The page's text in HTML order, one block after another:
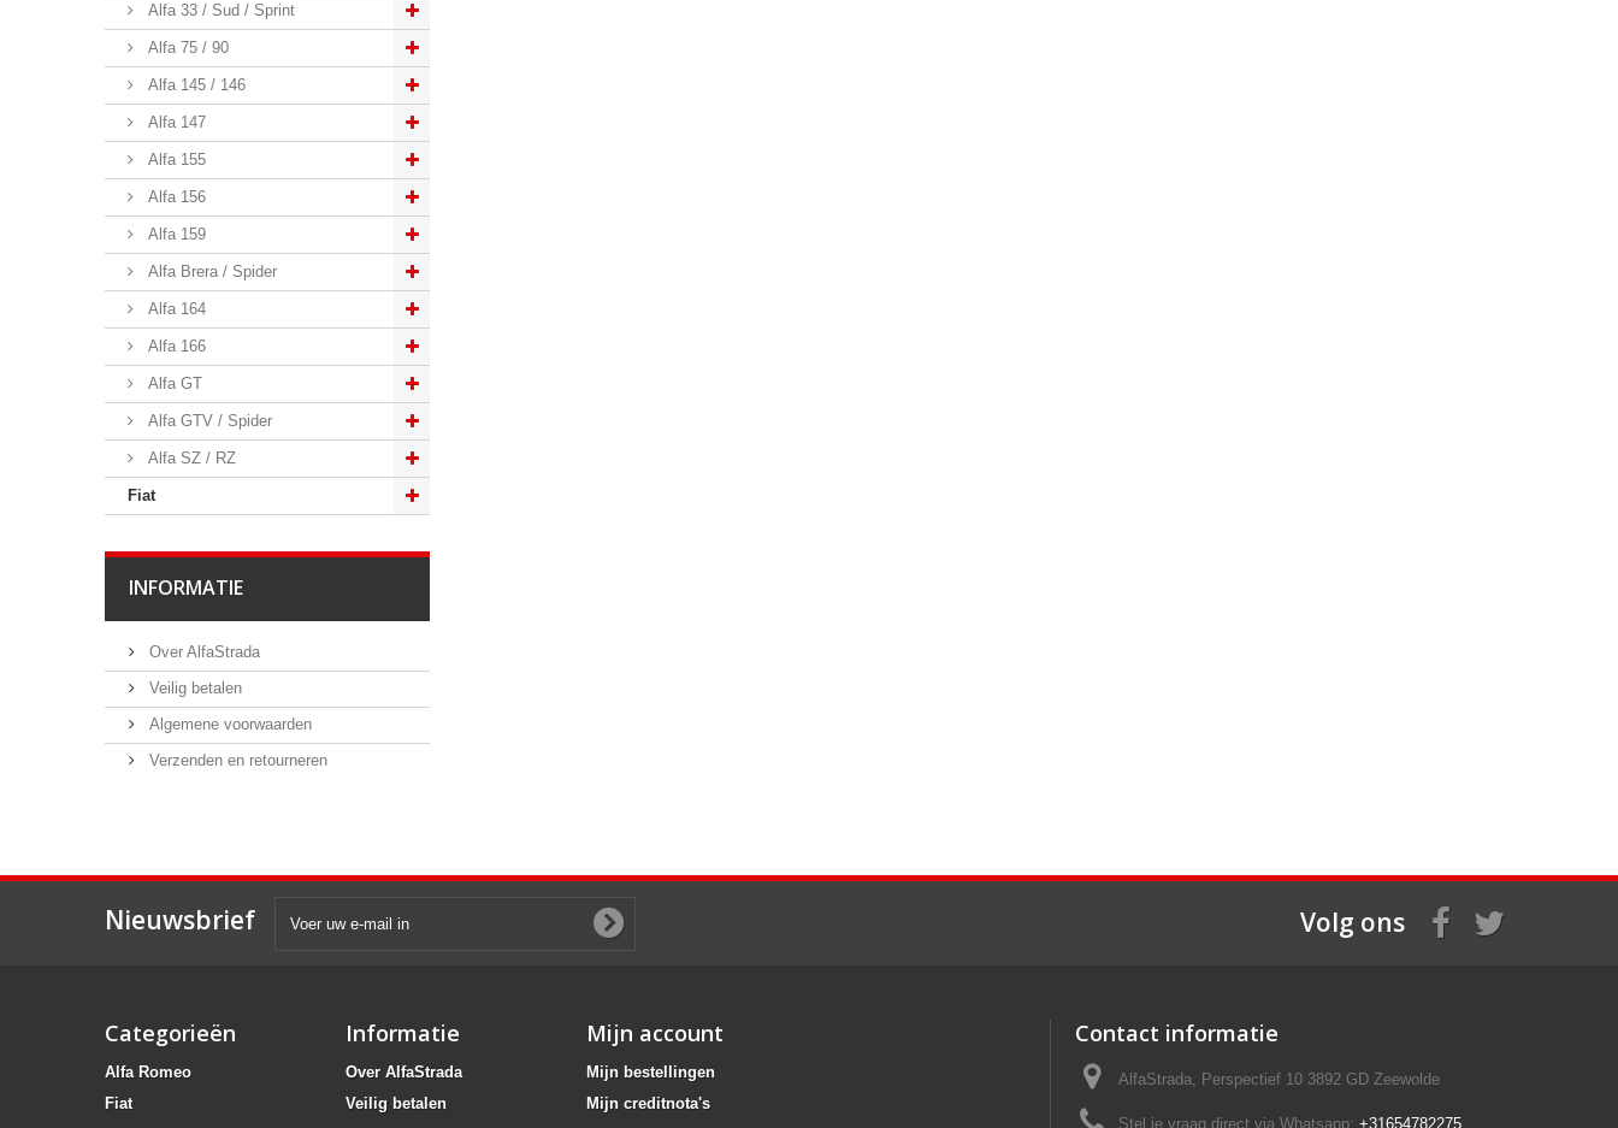
Alfa 33 / Sud / Sprint
Alfa 75 / 90
Alfa 145 / 146
Alfa 147
Alfa 155
Alfa 156
Alfa 159
Alfa Brera / Spider
Alfa 164
Alfa 166
Alfa GT
Alfa GTV / Spider
Alfa SZ / RZ
Fiat
INFORMATIE
Over AlfaStrada
Veilig betalen
Algemene voorwaarden
Verzenden en retourneren
Nieuwsbrief Volg ons
Categorieën
Alfa Romeo
Fiat
Informatie
Over AlfaStrada
Veilig betalen
Mijn account
Mijn bestellingen
Mijn creditnota's
Contact informatie
AlfaStrada, Perspectief 10 3892 GD Zeewolde
Stel je vraag direct via Whatsapp: +31654782275